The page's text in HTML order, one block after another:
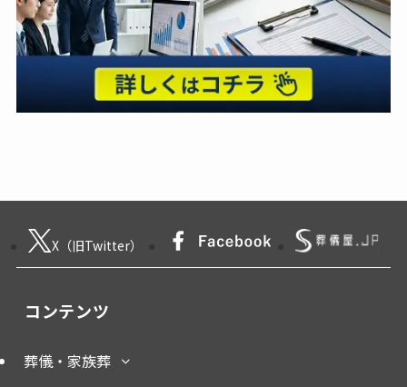
X（旧Twitter）
コンテンツ
葬儀・家族葬